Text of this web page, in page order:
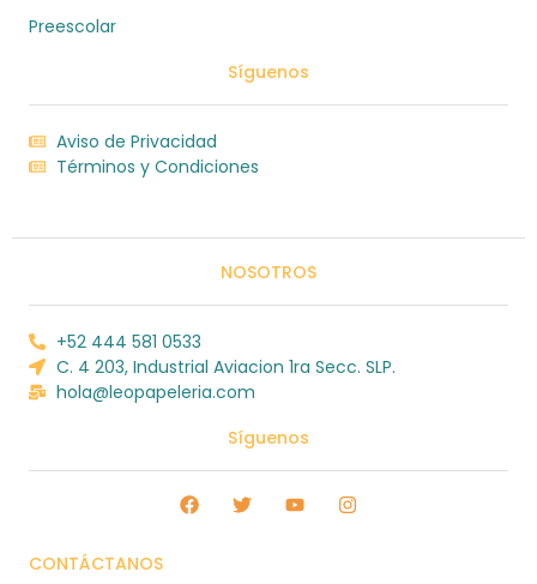
Preescolar
Síguenos
Aviso de Privacidad
Términos y Condiciones
NOSOTROS
+52 444 581 0533
C. 4 203, Industrial Aviacion 1ra Secc. SLP.
hola@leopapeleria.com
Síguenos
CONTÁCTANOS